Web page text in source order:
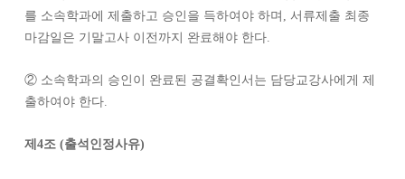
를 소속학과에 제출하고 승인을 득하여야 하며 ,서류제출 최종
마감일은 기말고사 이전까지 완료해야 한다.
② 소속학과의 승인이 완료된 공결확인서는 담당교강사에게 제
출하여야 한다.
제4조(출석인정사유)